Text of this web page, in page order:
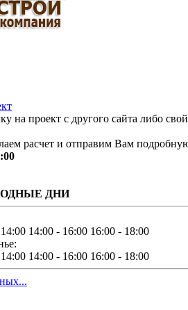
на проект с другого сайта либо
расчет и отправим Вам
ДНИ
14:00 - 16:00 16:00 - 18:00
14:00 - 16:00 16:00 - 18:00